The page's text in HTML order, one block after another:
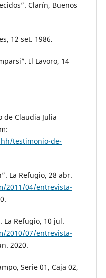
Clarín, Buenos
12 set. 1986.
Il Lavoro, 14
de Claudia Julia
testimonio-de-
La Refugio, 28 abr.
2011/04/entrevista-
La Refugio, 10 jul.
2010/07/entrevista-
2020.
Serie 01, Caja 02,